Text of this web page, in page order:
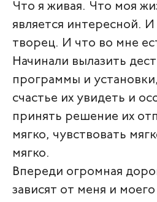
Что я живая. Что моя
является интересной. И
творец. И что во мне
Начинали вылазить
программы и
счастье их увидеть и
принять решение их
мягко, чувствовать
мягко.
Впереди огромная
зависят от меня и